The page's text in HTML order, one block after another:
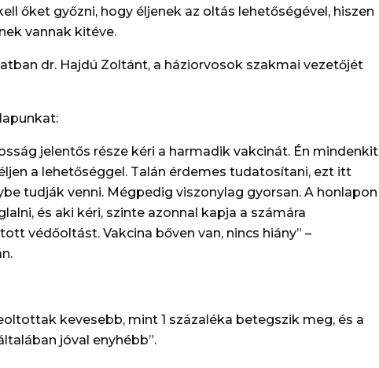
őket győzni, hogy éljenek az oltás lehetőségével, hiszen
vannak kitéve.
dr. Hajdú Zoltánt, a háziorvosok szakmai vezetőjét
jelentős része kéri a harmadik vakcinát. Én mindenkit
a lehetőséggel. Talán érdemes tudatosítani, ezt itt
tudják venni. Mégpedig viszonylag gyorsan. A honlapon
és aki kéri, szinte azonnal kapja a számára
védőoltást. Vakcina bőven van, nincs hiány” –
kevesebb, mint 1 százaléka betegszik meg, és a
jóval enyhébb”.